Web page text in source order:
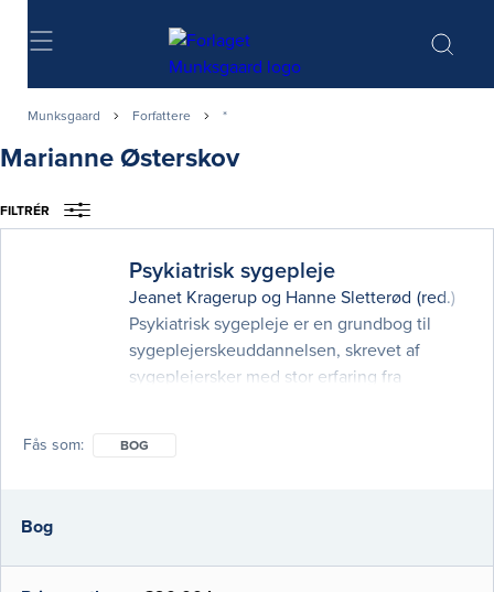
Søg
Munksgaard Forfattere *
Marianne Østerskov
FILTRÉR
Psykiatrisk sygepleje
Jeanet Kragerup og Hanne Sletterød (red.)
Psykiatrisk sygepleje er en grundbog til
sygeplejerskeuddannelsen, skrevet af
sygeplejersker med stor erfaring fra
psykiatrisk sygepleje med praksisnære
gøres anvendelige og vedkommende. Her
Fås som BOG
Bog